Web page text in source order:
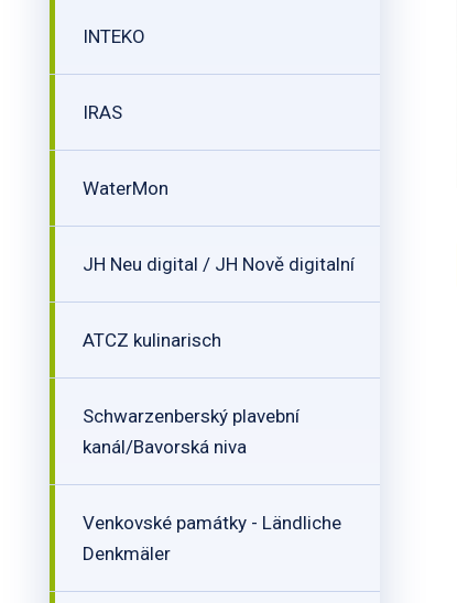
INTEKO
IRAS
WaterMon
JH Neu digital / JH Nově digitalní
ATCZ kulinarisch
Schwarzenberský plavební
kanál/Bavorská niva
Venkovské památky - Ländliche
Denkmäler